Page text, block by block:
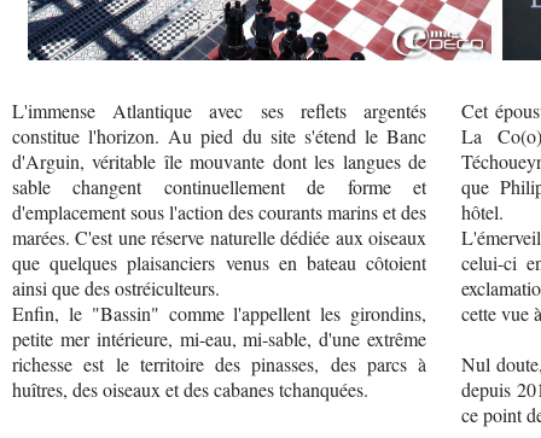
L'immense Atlantique avec ses reflets argentés
constitue l'horizon. Au pied du site s'étend le Banc
d'Arguin, véritable île mouvante dont les langues de
sable changent continuellement de forme et
d'emplacement sous l'action des courants marins et des
marées. C'est une réserve naturelle dédiée aux oiseaux
que quelques plaisanciers venus en bateau côtoient
ainsi que des ostréiculteurs.
Enfin, le "Bassin" comme l'appellent les girondins,
petite mer intérieure, mi-eau, mi-sable, d'une extrême
richesse est le territoire des pinasses, des parcs à
huîtres, des oiseaux et des cabanes tchanquées.
Cet
La
que
hôtel.
celui-ci
cette vue
Nul
depuis
ce point